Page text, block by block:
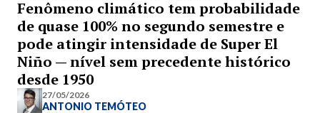
Fenômeno climático tem probabilidade
de quase 100% no segundo semestre e
pode atingir intensidade de Super El
Niño — nível sem precedente histórico
desde 1950
27/05/2026
ANTONIO TEMÓTEO